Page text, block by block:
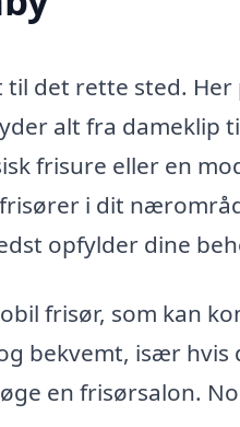
til det rette sted. Her
alt fra dameklip
frisure eller en
i dit
opfylder dine
frisør, som kan
bekvemt, især hvis
en frisørsalon.